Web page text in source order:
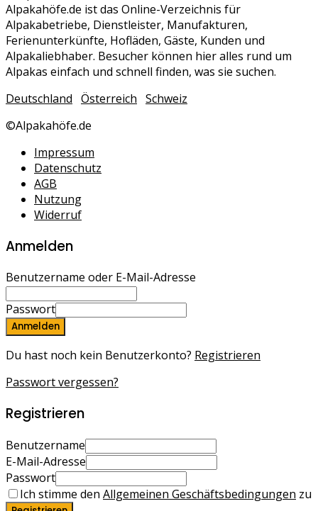
Alpakahöfe.de ist das Online-Verzeichnis für
Alpakabetriebe, Dienstleister, Manufakturen,
Ferienunterkünfte, Hofläden, Gäste, Kunden und
Alpakaliebhaber. Besucher können hier alles rund um
Alpakas einfach und schnell finden, was sie suchen.
Deutschland Österreich Schweiz
©Alpakahöfe.de
Impressum
Datenschutz
AGB
Nutzung
Widerruf
Anmelden
Benutzername oder E-Mail-Adresse
Passwort
Anmelden
Du hast noch kein Benutzerkonto? Registrieren
Passwort vergessen?
Registrieren
Benutzername
E-Mail-Adresse
Passwort
Ich stimme den Allgemeinen Geschäftsbedingungen zu